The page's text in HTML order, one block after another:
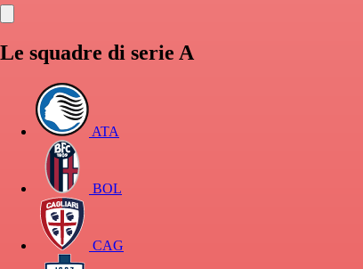
Le squadre di serie A
ATA
BOL
CAG